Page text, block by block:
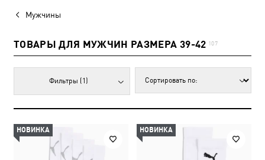
Мужчины
ТОВАРЫ ДЛЯ МУЖЧИН РАЗМЕРА 39-42 107
Фильтры (1)
НОВИНКА НОВИНКА